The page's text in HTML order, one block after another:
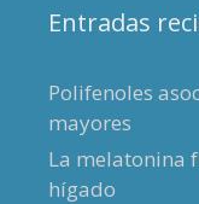
Entradas
Polifenoles
mayores
La melatonina
hígado